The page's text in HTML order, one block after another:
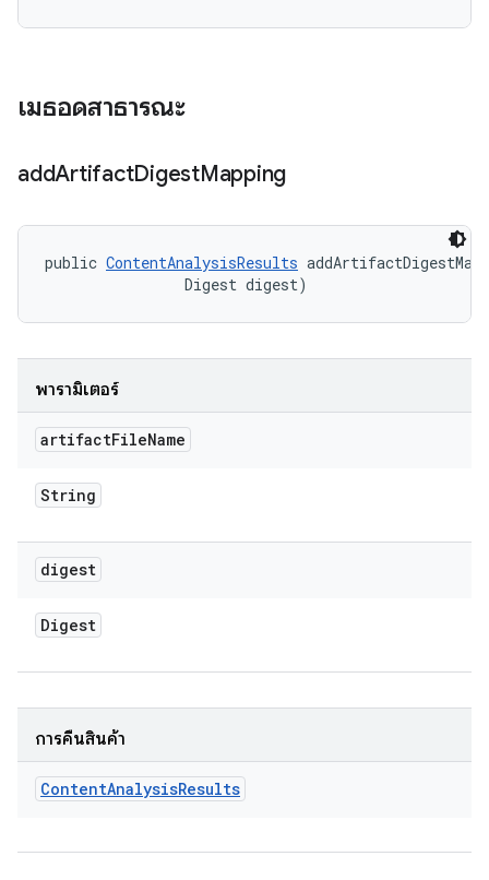
เมธอดสาธารณะ
addArtifactDigestMapping
public ContentAnalysisResults
                Digest digest)
พารามิเตอร์
artifactFileName
String
digest
Digest
การคืนสินค้า
ContentAnalysisResults